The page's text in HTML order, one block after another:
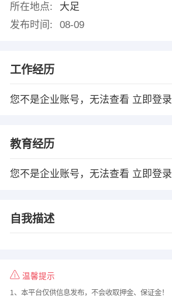
所在地点:
大足
发布时间:
08-09
工作经历
您不是企业账号，无法查看 立即登录
教育经历
您不是企业账号，无法查看 立即登录
自我描述
温馨提示
1、本平台仅供信息发布，不会收取押金、保证金！